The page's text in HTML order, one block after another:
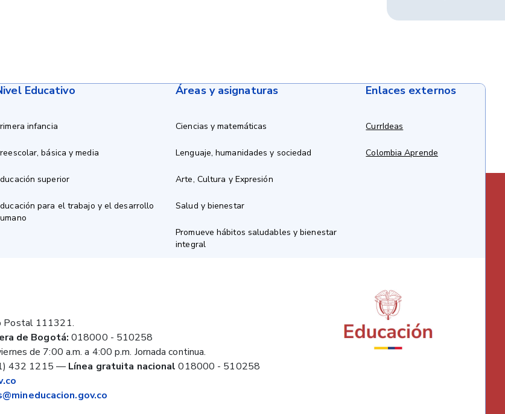
Educativo
infancia
básica y media
superior
para el trabajo y el desarrollo
Áreas y asignaturas
Ciencias y matemáticas
Lenguaje, humanidades y sociedad
Arte, Cultura y Expresión
Salud y bienestar
Promueve hábitos saludables y bienestar
integral
Enlaces externos
CurrIdeas
Colombia Aprende
Postal 111321.
de Bogotá: 018000 - 510258
de 7:00 a.m. a 4:00 p.m. Jornada continua.
432 1215 — Línea gratuita nacional 018000 - 510258